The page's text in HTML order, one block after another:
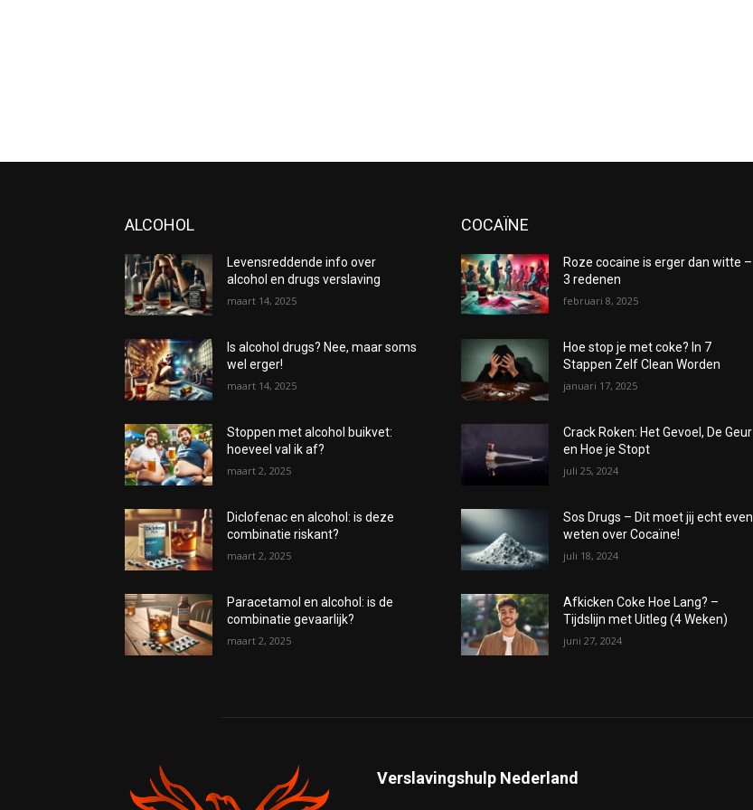
ALCOHOL
Levensreddende info over
alcohol en drugs verslaving
maart 14, 2025
Is alcohol drugs? Nee, maar soms
wel erger!
maart 14, 2025
Stoppen met alcohol buikvet:
hoeveel val ik af?
maart 2, 2025
Diclofenac en alcohol: is deze
combinatie riskant?
maart 2, 2025
Paracetamol en alcohol: is de
combinatie gevaarlijk?
maart 2, 2025
COCAÏNE
Roze cocaine is erger dan witte –
3 redenen
februari 8, 2025
Hoe stop je met coke? In 7
Stappen Zelf Clean Worden
januari 17, 2025
Crack Roken: Het Gevoel, De Geur
en Hoe je Stopt
juli 25, 2024
Sos Drugs – Dit moet jij echt even
weten over Cocaïne!
juli 18, 2024
Afkicken Coke Hoe Lang? –
Tijdslijn met Uitleg (4 Weken)
juni 27, 2024
Verslavingshulp Nederland